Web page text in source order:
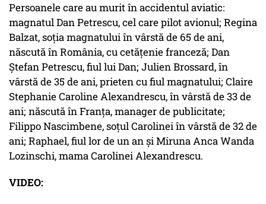
Persoanele care au murit în accidentul aviatic:
magnatul Dan Petrescu, cel care pilot avionul; Regina
Balzat, soția magnatului în vârstă de 65 de ani,
născută în România, cu cetățenie franceză; Dan
Ștefan Petrescu, fiul lui Dan; Julien Brossard, în
vârstă de 35 de ani, prieten cu fiul magnatului; Claire
Stephanie Caroline Alexandrescu, în vârstă de 33 de
ani; născută în Franța, manager de publicitate;
Filippo Nascimbene, soțul Carolinei în vârstă de 32 de
ani; Raphael, fiul lor de un an și Miruna Anca Wanda
Lozinschi, mama Carolinei Alexandrescu.
VIDEO: